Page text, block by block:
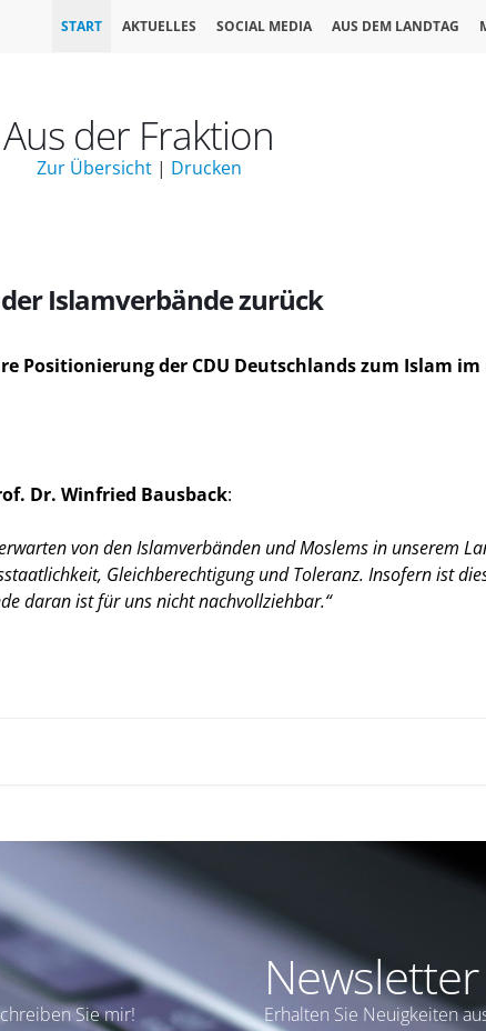
START AKTUELLES SOCIAL MEDIA AUS DEM LANDTAG
Aus der Fraktion
Zur Übersicht| Drucken
Islamverbände zurück
Positionierung der CDU Deutschlands zum Islam
Dr. Winfried Bausback:
von den Islamverbänden und Moslems in unserem
Gleichberechtigung und Toleranz. Insofern ist
daran ist für uns nicht nachvollziehbar.“
Sie mir!
Newsletter
Erhalten Sie Neuigkeiten